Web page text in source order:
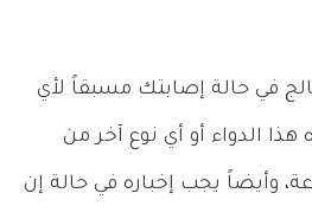
في حالة إصابتك مسبقاً لأي
الدواء أو أي نوع آخر من
وأيضاً يجب إخباره في حالة إن